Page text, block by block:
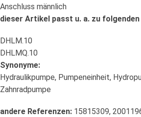
Anschluss männlich
dieser Artikel passt u. a. zu folgenden
DHLM.10
DHLMQ.10
Synonyme:
Hydraulikpumpe, Pumpeneinheit,
Zahnradpumpe
andere Referenzen: 15815309,